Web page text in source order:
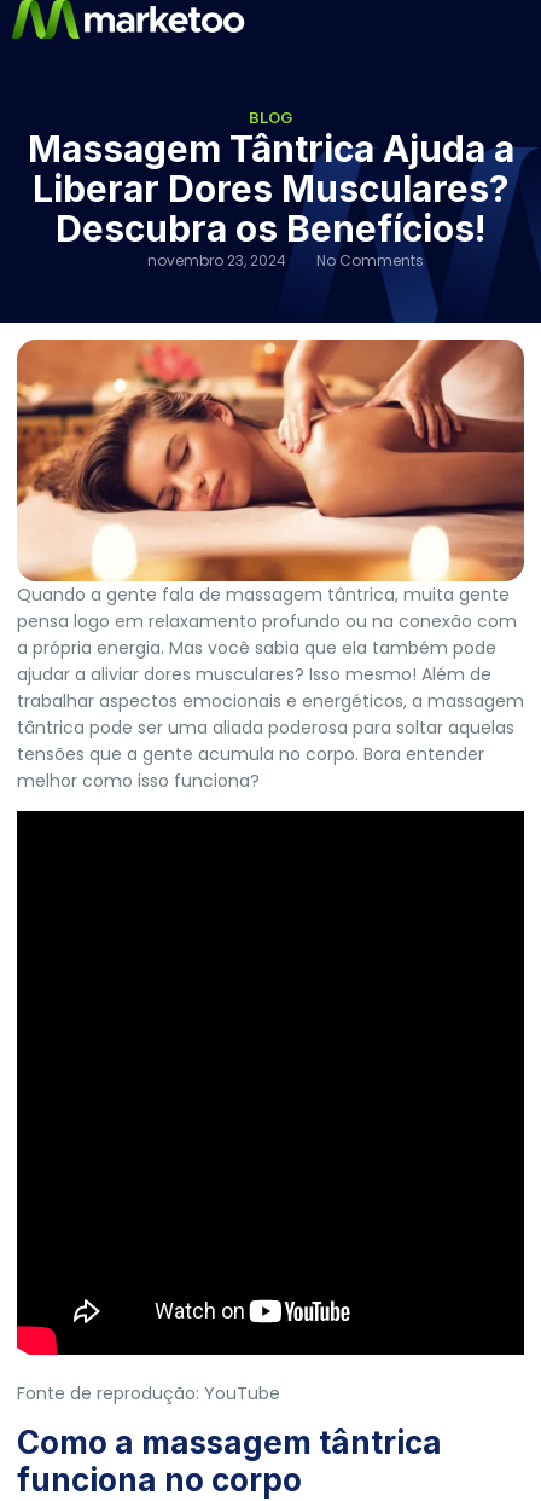
BLOG
Massagem Tântrica Ajuda a
Liberar Dores Musculares?
Descubra os Benefícios!
novembro 23, 2024 No Comments
Quando a gente fala de massagem tântrica, muita gente
pensa logo em relaxamento profundo ou na conexão com
a própria energia. Mas você sabia que ela também pode
ajudar a aliviar dores musculares? Isso mesmo! Além de
trabalhar aspectos emocionais e energéticos, a massagem
tântrica pode ser uma aliada poderosa para soltar aquelas
tensões que a gente acumula no corpo. Bora entender
melhor como isso funciona?
Fonte de reprodução: YouTube
Como a massagem tântrica
funciona no corpo